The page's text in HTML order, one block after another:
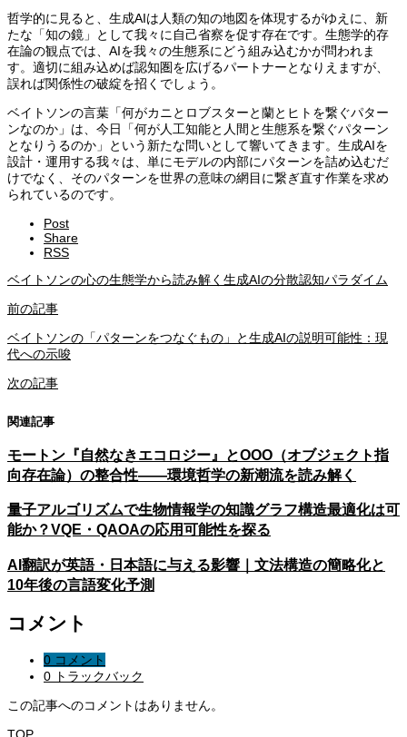
哲学的に見ると、生成AIは人類の知の地図を体現するがゆえに、新
たな「知の鏡」として我々に自己省察を促す存在です。生態学的存
在論の観点では、AIを我々の生態系にどう組み込むかが問われま
す。適切に組み込めば認知圏を広げるパートナーとなりえますが、
誤れば関係性の破綻を招くでしょう。
ベイトソンの言葉「何がカニとロブスターと蘭とヒトを繋ぐパター
ンなのか」は、今日「何が人工知能と人間と生態系を繋ぐパターン
となりうるのか」という新たな問いとして響いてきます。生成AIを
設計・運用する我々は、単にモデルの内部にパターンを詰め込むだ
けでなく、そのパターンを世界の意味の網目に繋ぎ直す作業を求め
られているのです。
Post
Share
RSS
ベイトソンの心の生態学から読み解く生成AIの分散認知パラダイム
前の記事
ベイトソンの「パターンをつなぐもの」と生成AIの説明可能性：現
代への示唆
次の記事
関連記事
モートン『自然なきエコロジー』とOOO（オブジェクト指
向存在論）の整合性——環境哲学の新潮流を読み解く
量子アルゴリズムで生物情報学の知識グラフ構造最適化は可
能か？VQE・QAOAの応用可能性を探る
AI翻訳が英語・日本語に与える影響｜文法構造の簡略化と
10年後の言語変化予測
コメント
0 コメント
0 トラックバック
この記事へのコメントはありません。
TOP